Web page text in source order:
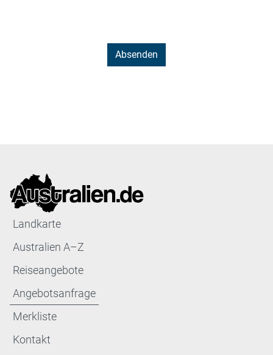
Landkarte
Australien A–Z
Reiseangebote
Angebotsanfrage
Merkliste
Kontakt